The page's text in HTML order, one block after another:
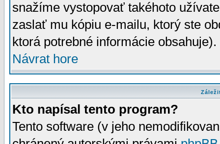
snažíme vystopovať takéhoto
zaslať mu kópiu e-mailu, ktorý ste
ktorá potrebné informácie
Návrat hore
Kto napísal tento program?
Tento software (v jeho